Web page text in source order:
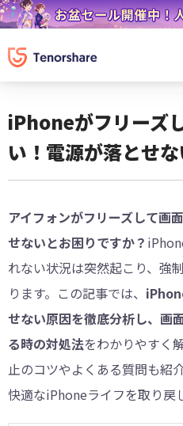
iPhoneがフリーズ
い！電源が落とせ
アイフォンがフリーズして画
せないとお困りですか？
れない状況は突然起こり、強
ります。この記事では、
せない原因を徹底分析し、画
る時の対処法をわかりやすく
止のコツやよくある質問も紹
快適なiPhoneライフを取り戻